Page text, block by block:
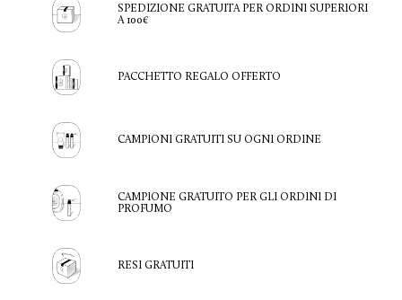
SPEDIZIONE GRATUITA PER ORDINI SUPERIORI
A 100€
PACCHETTO REGALO OFFERTO
CAMPIONI GRATUITI SU OGNI ORDINE
CAMPIONE GRATUITO PER GLI ORDINI DI
PROFUMO
RESI GRATUITI